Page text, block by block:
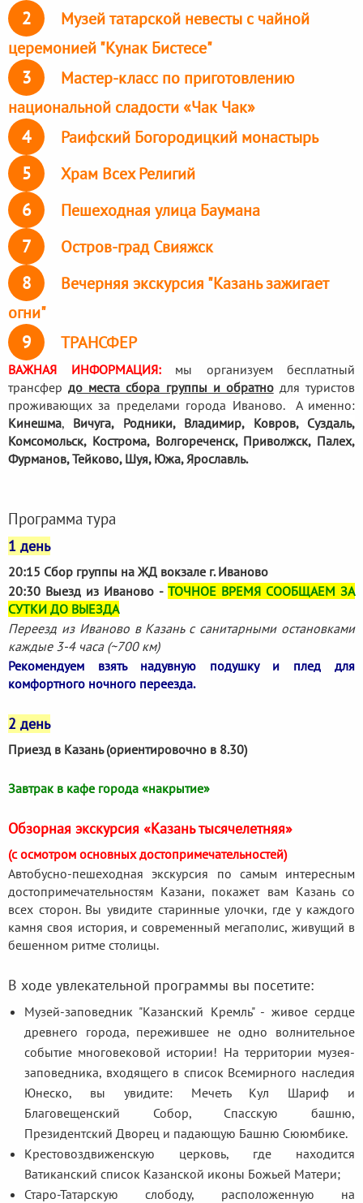
2
Музей татарской невесты с чайной
церемонией "Кунак Бистесе"
3
Мастер-класс по приготовлению
национальной сладости «Чак Чак»
4 Раифский Богородицкий монастырь
5 Храм Всех Религий
6 Пешеходная улица Баумана
7 Остров-град Свияжск
8
Вечерняя экскурсия "Казань зажигает
огни"
9 ТРАНСФЕР
ВАЖНАЯ ИНФОРМАЦИЯ:мы организуем бесплатный
трансфердо места сбора группы и обратнодля туристов
проживающих за пределами города Иваново. А именно:
Кинешма, Вичуга, Родники, Владимир, Ковров, Суздаль,
Комсомольск, Кострома, Волгореченск, Приволжск, Палех,
Фурманов, Тейково, Шуя, Южа, Ярославль.
Программа тура
1 день
20:15 Сбор группы на ЖД вокзале г. Иваново
20:30 Выезд из Иваново - ТОЧНОЕ ВРЕМЯ СООБЩАЕМ ЗА
СУТКИ ДО ВЫЕЗДА
Переезд из Иваново в Казань с санитарными остановками
каждые 3-4 часа (~700 км)
Рекомендуем взять надувную подушку и плед для
комфортного ночного переезда.
2 день
Приезд в Казань (ориентировочно в 8.30)
Завтрак в кафе города «накрытие»
Обзорная экскурсия «Казань тысячелетняя»
(с осмотром основных достопримечательностей)
Автобусно-пешеходная экскурсия по самым интересным
достопримечательностям Казани, покажет вам Казань со
всех сторон. Вы увидите старинные улочки, где у каждого
камня своя история, и современный мегаполис, живущий в
бешенном ритме столицы.
В ходе увлекательной программы вы посетите:
Музей-заповедник "Казанский Кремль" - живое сердце
древнего города, пережившее не одно волнительное
событие многовековой истории! На территории музея-
заповедника, входящего в список Всемирного наследия
Юнеско, вы увидите: Мечеть Кул Шариф и
Благовещенский Собор, Спасскую башню,
Президентский Дворец и падающую Башню Сююмбике.
Крестовоздвиженскую церковь, где находится
Ватиканский список Казанской иконы Божьей Матери;
Старо-Татарскую слободу, расположенную на